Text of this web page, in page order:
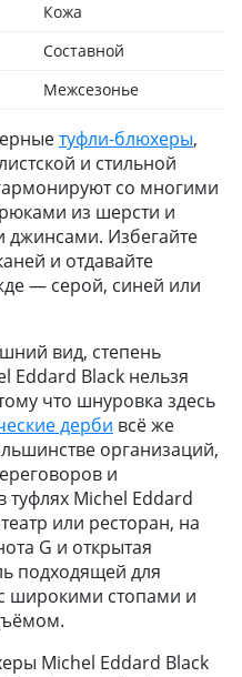
Кожа
Составной
Межсезонье
туфли-блюхеры,
и стильной
со многими
из шерсти и
джинсами. Избегайте
и отдавайте
— серой, синей или
вид, степень
Eddard Black нельзя
что шнуровка здесь
дерби всё же
организаций,
и
Michel Eddard
или ресторан, на
G и открытая
подходящей для
широкими стопами и
Michel Eddard Black